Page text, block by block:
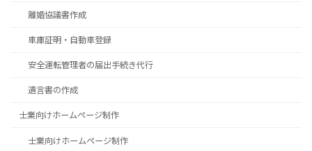
離婚協議書作成
車庫証明・自動車登録
安全運転管理者の届出手続き代行
遺言書の作成
士業向けホームページ制作
士業向けホームページ制作